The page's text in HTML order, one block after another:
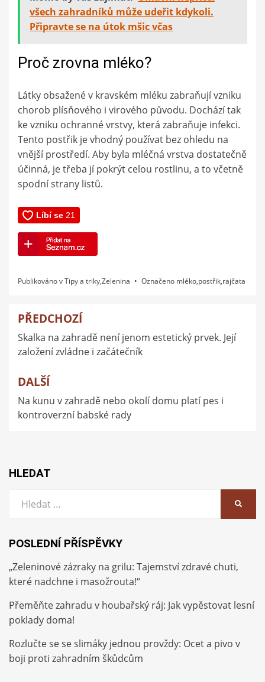
všech zahradníků může udeřit kdykoli.
Připravte se na útok mšic včas
Proč zrovna mléko?
Látky obsažené v kravském mléku zabraňují vzniku
chorob plísňového i virového původu. Dochází tak
ke vzniku ochranné vrstvy, která zabraňuje infekci.
Tento postřik je vhodný používat bez ohledu na
vnější prostředí. Aby byla mléčná vrstva dostatečně
účinná, je třeba jí pokrýt celou rostlinu, a to včetně
spodní strany listů.
Publikováno vTipy a triky,Zelenina Označeno mléko,postřik,rajčata
Navigace
pro
příspěvek
PŘEDCHOZÍ
Skalka na zahradě není jenom estetický prvek. Její
založení zvládne i začátečník
DALŠÍ
Na kunu v zahradě nebo okolí domu platí pes i
kontroverzní babské rady
HLEDAT
POSLEDNÍ PŘÍSPĚVKY
„Zeleninové zázraky na grilu: Tajemství zdravé chuti,
které nadchne i masožrouta!“
Přeměňte zahradu v houbařský ráj: Jak vypěstovat lesní
poklady doma!
Rozlučte se se slimáky jednou provždy: Ocet a pivo v
boji proti zahradním škůdcům